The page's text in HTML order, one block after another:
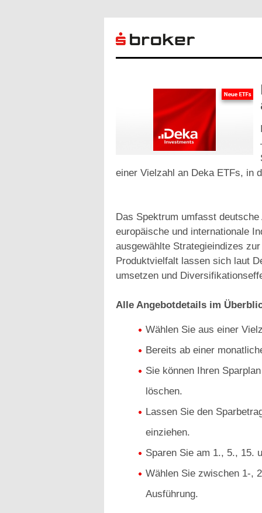
einer Vielzahl an Deka ETFs, in
Das Spektrum umfasst
europäische und internationale
ausgewählte Strategieindizes
Produktvielfalt lassen sich laut
umsetzen und
Alle Angebotdetails im
Wählen Sie aus einer
Bereits ab einer
Sie können Ihren
löschen.
Lassen Sie den
einziehen.
Sparen Sie am 1., 5., 15.
Wählen Sie zwischen 1-,
Ausführung.